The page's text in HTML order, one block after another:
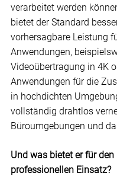
verarbeitet werden
bietet der Standard
vorhersagbare Leistung
Anwendungen,
Videoübertragung in 4K
Anwendungen für die
in hochdichten
vollständig drahtlos
Büroumgebungen und
Und was bietet er für den
professionellen Einsatz?